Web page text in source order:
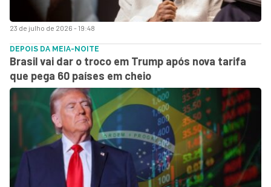
23 de julho de 2026 - 19:48
DEPOIS DA MEIA-NOITE
Brasil vai dar o troco em Trump após nova tarifa
que pega 60 países em cheio